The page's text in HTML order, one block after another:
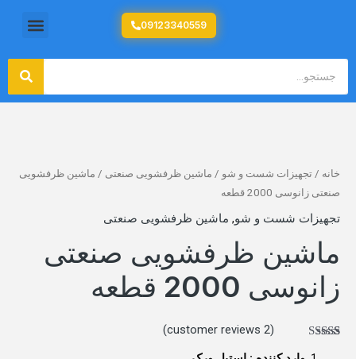
09123340559 منو
خانه / تجهیزات شست و شو / ماشین ظرفشویی صنعتی / ماشین ظرفشویی
صنعتی زانوسی 2000 قطعه
تجهیزات شست و شو, ماشین ظرفشویی صنعتی
ماشین ظرفشویی صنعتی
زانوسی 2000 قطعه
(
2
customer reviews)